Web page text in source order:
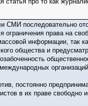
СМИ последовательно
ограничения права на
информации, так
общества и
постоянно
в их праве свободно